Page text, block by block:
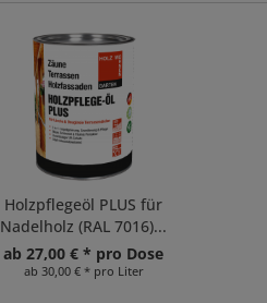
Holzpflegeöl PLUS für
Nadelholz (RAL 7016)...
ab 27,00 € * pro Dose
ab 30,00 € * pro Liter